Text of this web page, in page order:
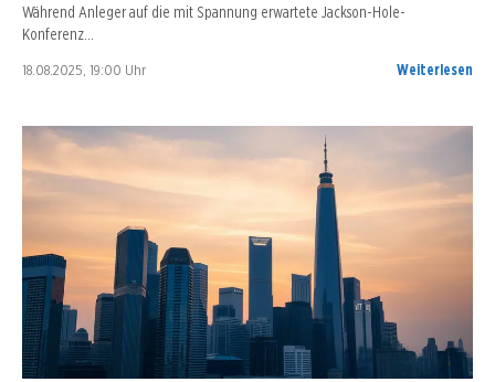
Während Anleger auf die mit Spannung erwartete Jackson-Hole-
Konferenz…
18.08.2025, 19:00 Uhr Weiterlesen